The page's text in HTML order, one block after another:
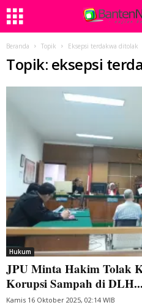
Beranda Topik Eksepsi terdakwa ditolak
Topik: eksepsi
Hukum
JPU Minta Hakim Tolak
Korupsi Sampah di DLH...
Kamis 16 Oktober 2025, 02:14 WIB